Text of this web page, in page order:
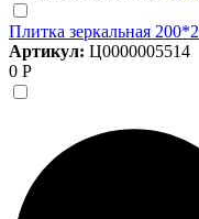
Плитка зеркальная
Артикул: Ц0000005514
0 Р